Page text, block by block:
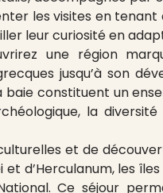
les visites en
leur curiosité en
une région
jusqu’à son
constituent un
la
et de
d’Herculanum, les
Ce séjour